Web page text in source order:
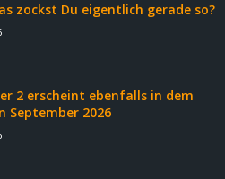
zockst Du eigentlich gerade so?
2 erscheint ebenfalls in dem
September 2026